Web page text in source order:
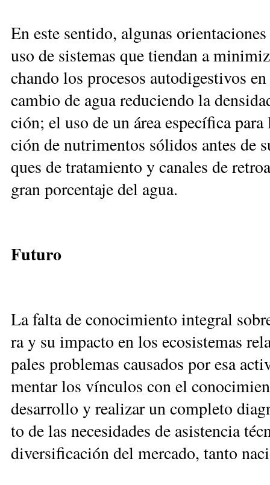
En es­te sen­ti­do, al­gu­nas
uso de sis­te­mas que tien­dan a
chan­do los pro­ce­sos au­to­di­ges­ti­vos
cam­bio de agua re­du­cien­do la
ción; el uso de un área es­pe­cí­fi­ca
ción de nu­tri­men­tos só­li­dos an­tes de
ques de tra­ta­mien­to y ca­na­les de
gran por­cen­ta­je del agua.
Fu­tu­ro
La fal­ta de co­no­ci­mien­to in­te­gral
ra y su im­pac­to en los eco­sis­te­mas
pa­les pro­ble­mas cau­sa­dos por esa
men­tar los vín­cu­los con el
de­sa­rro­llo y rea­li­zar un com­ple­to
to de las ne­ce­si­da­des de asis­ten­cia
di­ver­si­fi­ca­ción del mer­ca­do, tan­to